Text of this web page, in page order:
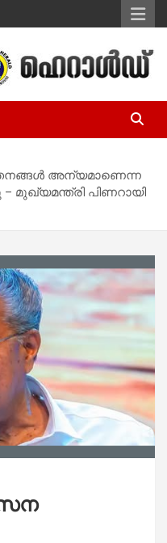
Malayalam
അന്യമാണെന്ന
മുഖ്യമന്ത്രി പിണറായി